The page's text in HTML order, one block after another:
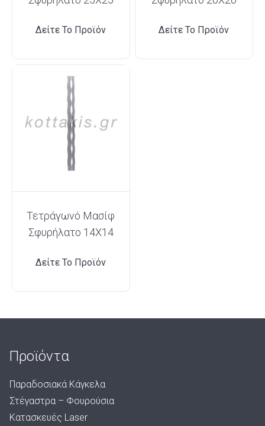
Δείτε Το Προϊόν Δείτε Το Προϊόν
Τετράγωνό Μασίφ
Σφυρήλατο 14X14
Δείτε Το Προϊόν
Προϊόντα
Παραδοσιακά Κάγκελα
Στέγαστρα – Φουρούσια
Κατασκευές Laser